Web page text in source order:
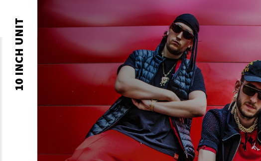
10 INCH UNIT